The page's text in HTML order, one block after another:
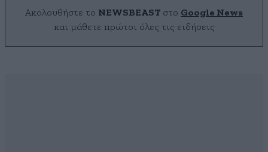
Ακολουθήστε το NEWSBEAST στο Google News
και μάθετε πρώτοι όλες τις ειδήσεις